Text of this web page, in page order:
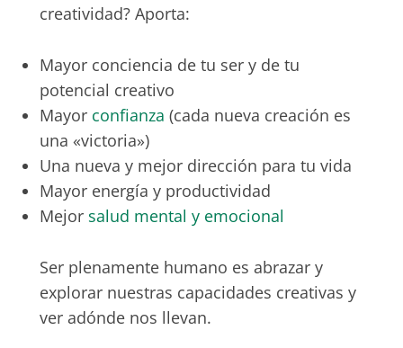
creatividad? Aporta:
Mayor conciencia de tu ser y de tu
potencial creativo
Mayor confianza (cada nueva creación es
una «victoria»)
Una nueva y mejor dirección para tu vida
Mayor energía y productividad
Mejor salud mental y emocional
Ser plenamente humano es abrazar y
explorar nuestras capacidades creativas y
ver adónde nos llevan.